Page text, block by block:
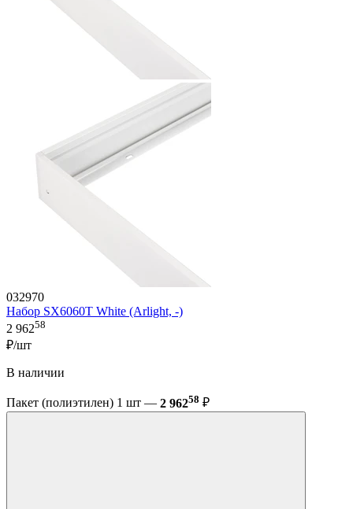
032970
Набор SX6060T White (Arlight, -)
2 96258
₽/шт
В наличии
Пакет (полиэтилен) 1 шт — 2 96258 ₽